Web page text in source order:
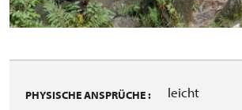
PHYSISCHE ANSPRÜCHE : leicht